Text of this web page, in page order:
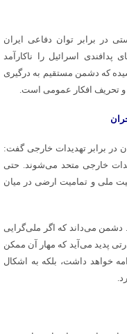
در برابر توان دفاعی ایران
پدافندی اسرائیل را ناکارآمد
که دشمن مستقیم به درگیری
و تحریف افکار عمومی است.
در برابر تهدیدات خارجی گفت:
خارجی متحد می‌شوند. حتی
ملی و تمامیت ارضی در میان
دشمن می‌داند که اگر ملی‌گرایی
پدید می‌آید که مهار آن ممکن
خواهد داشت، بلکه به اشکال